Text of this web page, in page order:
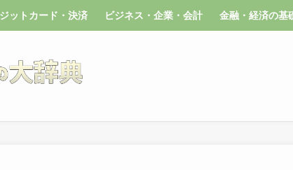
ットカード・決済 ビジネス・企業・会計 金融・経済の基